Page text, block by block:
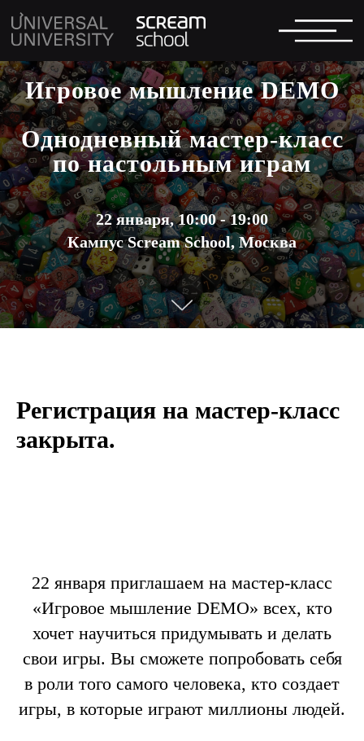
Игровое мышление DEMO
Однодневный мастер-класс
по настольным играм
22 января, 10:00 - 19:00
Кампус Scream School, Москва
Регистрация на мастер-класс
закрыта.
22 января приглашаем на мастер-класс
«Игровое мышление DEMO» всех, кто
хочет научиться придумывать и делать
свои игры. Вы сможете попробовать себя
в роли того самого человека, кто создает
игры, в которые играют миллионы людей.